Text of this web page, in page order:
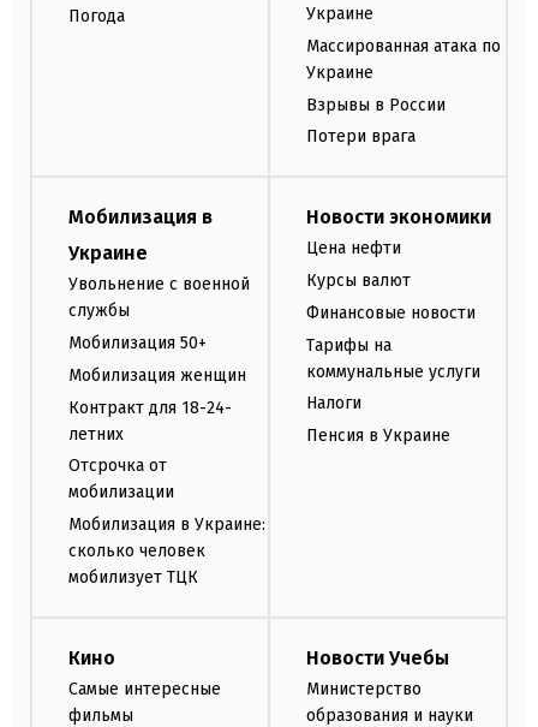
Погода
Украине
Массированная атака по
Украине
Взрывы в России
Потери врага
Мобилизация в
Украине
Увольнение с военной
службы
Мобилизация 50+
Мобилизация женщин
Контракт для 18-24-
летних
Отсрочка от
мобилизации
Мобилизация в Украине:
сколько человек
мобилизует ТЦК
Новости экономики
Цена нефти
Курсы валют
Финансовые новости
Тарифы на
коммунальные услуги
Налоги
Пенсия в Украине
Кино
Самые интересные
фильмы
Новости Учебы
Министерство
образования и науки